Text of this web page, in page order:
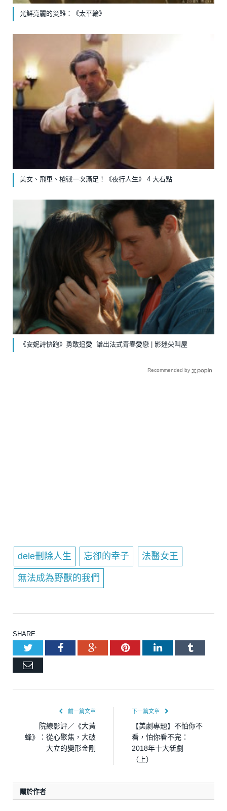
光鮮亮麗的災難：《太平輪》
美女、飛車、槍戰一次滿足！《夜行人生》 4 大看點
《安妮詩快跑》勇敢追愛 譜出法式青春愛戀 | 影迷尖叫屋
Recommended by
dele刪除人生 忘卻的幸子 法醫女王
無法成為野獸的我們
SHARE.
TwitterFacebookGoogle+PinterestLinkedInTumblr
Email
前一篇文章
院線影評／《大黃
蜂》：從心聚焦，大破
大立的變形金剛
下一篇文章
【美劇專題】不怕你不
看，怕你看不完：
2018年十大新劇
（上）
關於作者